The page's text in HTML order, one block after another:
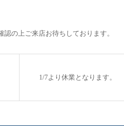
の上ご来店お待ちしております。
1/7より休業となります。